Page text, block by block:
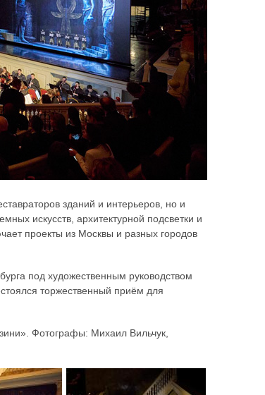
зданий и интерьеров, но и
искусств, архитектурной подсветки и
проекты из Москвы и разных городов
под художественным руководством
торжественный приём для
Фотографы: Михаил Вильчук,